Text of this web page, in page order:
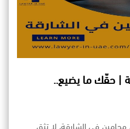
| حقّك ما يضيع..